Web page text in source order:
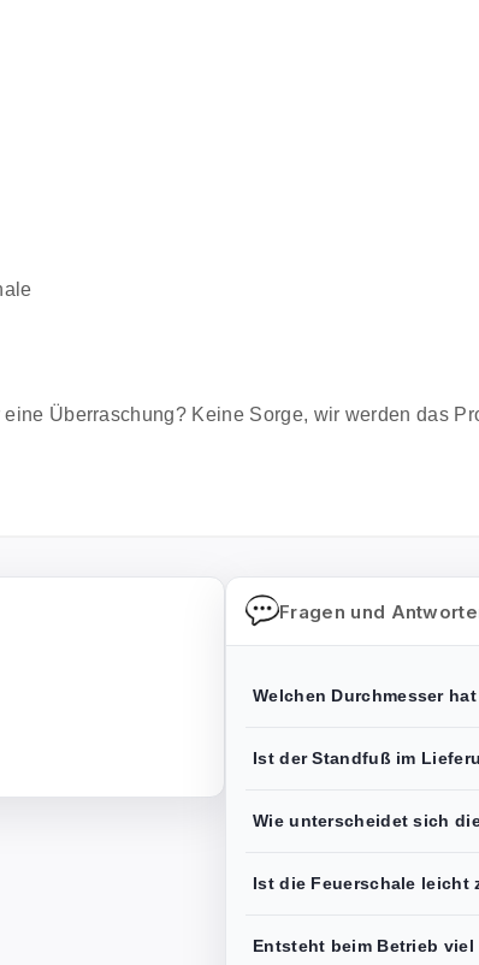
Überraschung? Keine Sorge, wir werden das
Fragen und
Welchen Durchmesser
Ist der Standfuß im
Wie unterscheidet sich
Ist die Feuerschale leicht
Entsteht beim Betrieb viel